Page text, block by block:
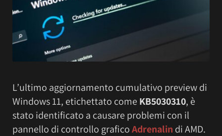
L’ultimo aggiornamento cumulativo preview di
Windows 11, etichettato come KB5030310, è
stato identificato a causare problemi con il
pannello di controllo graficoAdrenalin di AMD.